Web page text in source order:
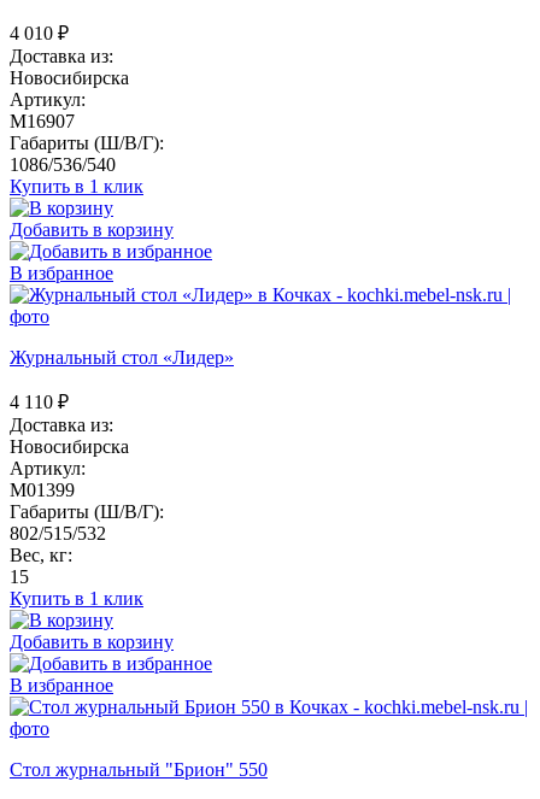
4 010 ₽
Доставка из:
Новосибирска
Артикул:
M16907
Габариты (Ш/В/Г):
1086/536/540
Купить в 1 клик
Добавить в корзину
В избранное
Журнальный стол «Лидер»
4 110 ₽
Доставка из:
Новосибирска
Артикул:
M01399
Габариты (Ш/В/Г):
802/515/532
Вес, кг:
15
Купить в 1 клик
Добавить в корзину
В избранное
Стол журнальный "Брион" 550